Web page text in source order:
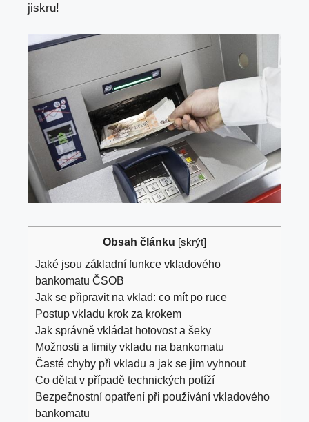
jiskru!
Obsah článku [skrýt]
Jaké jsou základní funkce vkladového
bankomatu ČSOB
Jak se připravit na vklad: co mít po ruce
Postup vkladu krok za krokem
Jak správně vkládat hotovost a šeky
Možnosti a limity vkladu na bankomatu
Časté chyby při vkladu a jak se jim vyhnout
Co dělat v případě technických potíží
Bezpečnostní opatření při používání vkladového
bankomatu